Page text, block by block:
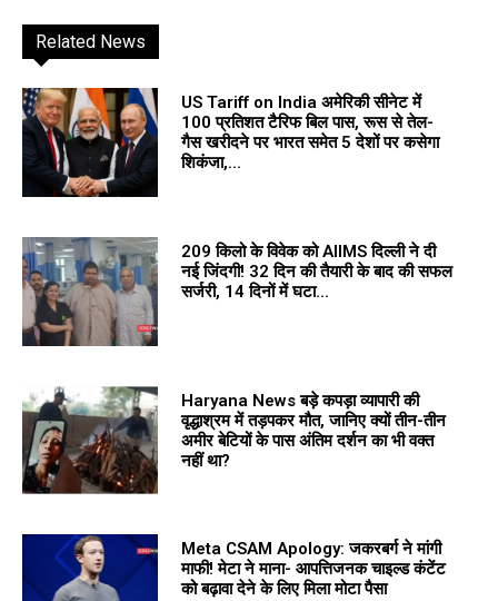
Related News
US Tariff on India अमेरिकी सीनेट में
100 प्रतिशत टैरिफ बिल पास, रूस से तेल-
गैस खरीदने पर भारत समेत 5 देशों पर कसेगा
शिकंजा,...
209 किलो के विवेक को AIIMS दिल्ली ने दी
नई जिंदगी! 32 दिन की तैयारी के बाद की सफल
सर्जरी, 14 दिनों में घटा...
Haryana News बड़े कपड़ा व्यापारी की
वृद्धाश्रम में तड़पकर मौत, जानिए क्यों तीन-तीन
अमीर बेटियों के पास अंतिम दर्शन का भी वक्त
नहीं था?
Meta CSAM Apology: जकरबर्ग ने मांगी
माफी! मेटा ने माना- आपत्तिजनक चाइल्ड कंटेंट
को बढ़ावा देने के लिए मिला मोटा पैसा